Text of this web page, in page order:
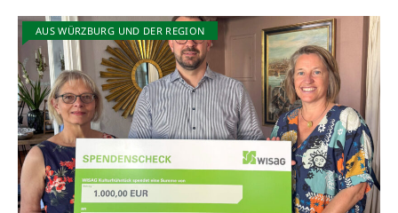
AUS WÜRZBURG UND DER REGION